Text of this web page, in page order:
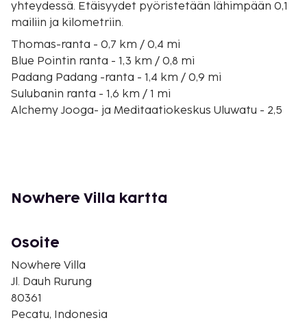
yhteydessä. Etäisyydet pyöristetään lähimpään 0,1
mailiin ja kilometriin.
Thomas-ranta - 0,7 km / 0,4 mi
Blue Pointin ranta - 1,3 km / 0,8 mi
Padang Padang -ranta - 1,4 km / 0,9 mi
Sulubanin ranta - 1,6 km / 1 mi
Alchemy Jooga- ja Meditaatiokeskus Uluwatu - 2,5
Nyang Nyangin ranta - 3,8 km / 2,4 mi
New Kuta Golf - 7,1 km / 4,4 mi
Garuda Wisnu Kencanan kulttuuripuisto - 10,1 km /
6,3 mi
Sidewalk Jimbaran - 11,3 km / 7 mi
Udayanan yliopisto - 11,7 km / 7,2 mi
Nowhere Villa kartta
Osoite
Nowhere Villa
Jl. Dauh Rurung
80361
Pecatu, Indonesia